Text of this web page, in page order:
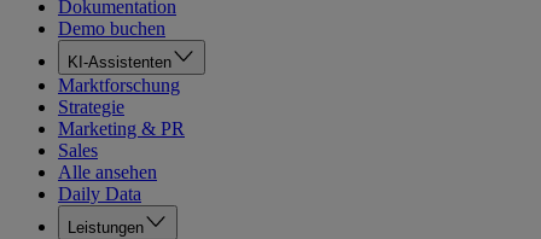
Dokumentation
Demo buchen
KI-Assistenten
Marktforschung
Strategie
Marketing & PR
Sales
Alle ansehen
Daily Data
Leistungen